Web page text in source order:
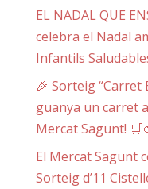
EL NADAL QUE
celebra el Nadal
Infantils
🎉 Sorteig “Carret
guanya un carret
Mercat Sagunt!
El Mercat Sagunt
Sorteig d’11